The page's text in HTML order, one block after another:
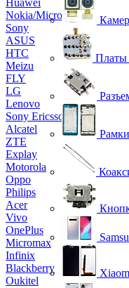
Huawei
Nokia/Microsoft
Sony
ASUS
HTC
Meizu
FLY
LG
Lenovo
Sony Ericsson
Alcatel
ZTE
Explay
Motorola
Oppo
Philips
Acer
Vivo
OnePlus
Micromax
Infinix
Blackberry
Oukitel
Платы